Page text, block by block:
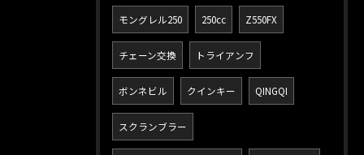
モングレル250 250cc Z550FX
チェーン交換 トライアンフ
ボンネビル クインキー QINGQI
スクランブラー